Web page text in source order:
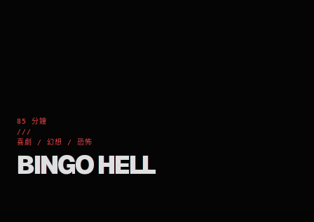
85 分鐘
///
喜劇 / 幻想 / 恐怖
BINGO HELL